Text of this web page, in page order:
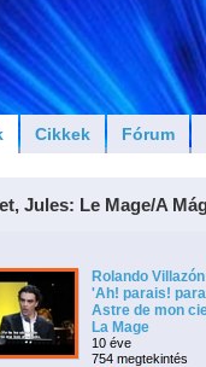
Cikkek Fórum
Jules: Le Mage/A
Rolando Villazón
'Ah! parais!
Astre de mon
La Mage
10 éve
754 megtekintés